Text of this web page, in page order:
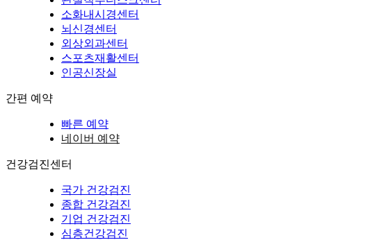
소화내시경센터
뇌신경센터
외상외과센터
스포츠재활센터
인공신장실
간편 예약
빠른 예약
네이버 예약
건강검진센터
국가 건강검진
종합 건강검진
기업 건강검진
심층건강검진